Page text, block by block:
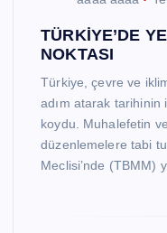
TÜRKİYE’DE
NOKTASI
Türkiye, çevre ve
adım atarak tarihinin
koydu. Muhalefetin
düzenlemelere tabi
Meclisi’nde (TBMM)